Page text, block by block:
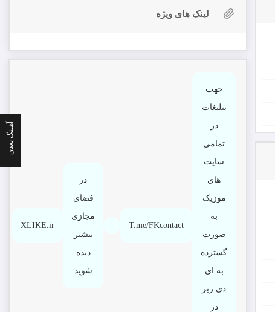
آهـنگ بعدی
لینک های ویژه
جهت
تبلیغات
در
تمامی
سایت
های
موزیک
به
صورت
گسترده
به ای
دی زیر
در
T.me/FKcontact
در
فضای
مجازی
بیشتر
دیده
شوید
XLIKE.ir